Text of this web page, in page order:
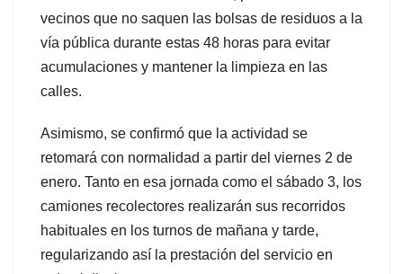
vecinos que no saquen las bolsas de residuos a la
vía pública durante estas 48 horas para evitar
acumulaciones y mantener la limpieza en las
calles.
Asimismo, se confirmó que la actividad se
retomará con normalidad a partir del viernes 2 de
enero. Tanto en esa jornada como el sábado 3, los
camiones recolectores realizarán sus recorridos
habituales en los turnos de mañana y tarde,
regularizando así la prestación del servicio en